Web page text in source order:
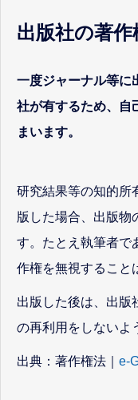
出版社の著
一度ジャーナル等に
社が有するため、自
まいます。
研究結果等の知的所
版した場合、出版物
す。たとえ執筆者で
作権を無視すること
出版した後は、出版
の再利用をしないよ
出典：著作権法｜ e-